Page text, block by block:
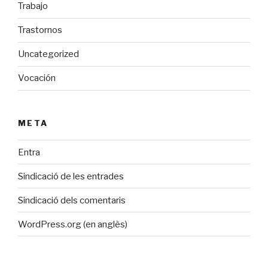
Trabajo
Trastornos
Uncategorized
Vocación
META
Entra
Sindicació de les entrades
Sindicació dels comentaris
WordPress.org (en anglès)